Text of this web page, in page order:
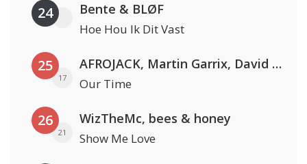
24 Bente & BLØF
Hoe Hou Ik Dit Vast
25
17
AFROJACK, Martin Garrix, David Guetta & Amél
Our Time
26
21
WizTheMc, bees & honey
Show Me Love